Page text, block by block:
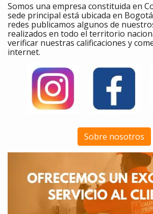
Somos una empresa constituida en
sede principal está ubicada en
redes publicamos algunos de
realizados en todo el territorio
verificar nuestras calificaciones y
internet.
Sobre nosotros